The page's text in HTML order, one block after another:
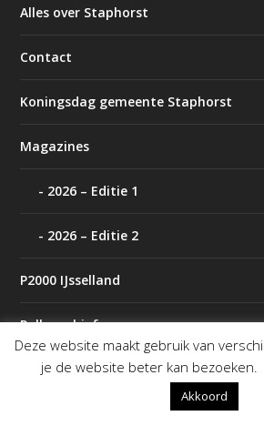
Alles over Staphorst
Contact
Koningsdag gemeente Staphorst
Magazines
2026 – Editie 1
2026 – Editie 2
P2000 IJsselland
Polls archief
Tip de redactie
Deze website maakt gebruik van
je de website beter kan bezoeken.
Akkoord